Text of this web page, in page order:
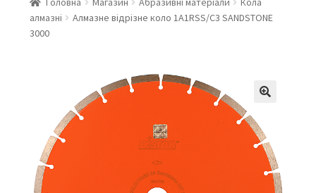
алмазні
Алмазне відрізне коло 1A1RSS/С3 SANDSTONE
3000